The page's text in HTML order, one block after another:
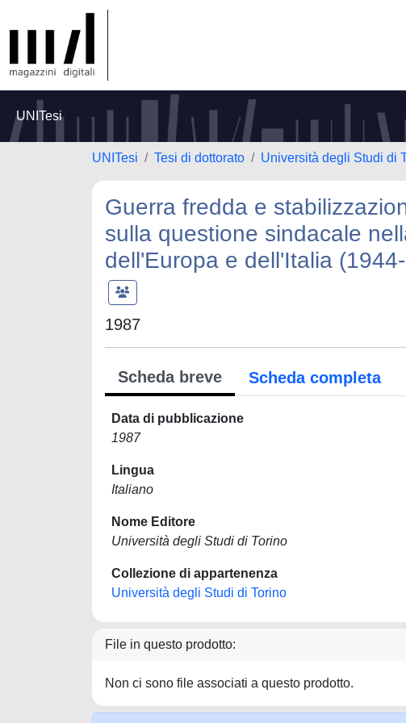
UNITesi
UNITesi Tesi di dottorato Università degli Studi di
Guerra fredda e
sulla questione sindacale
dell'Europa e dell'Italia
1987
Scheda breve Scheda completa
Data di pubblicazione
1987
Lingua
Italiano
Nome Editore
Università degli Studi di Torino
Collezione di appartenenza
Università degli Studi di Torino
File in questo prodotto:
Non ci sono file associati a questo prodotto.